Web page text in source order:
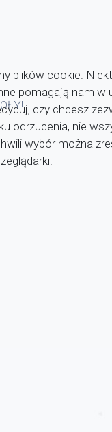
plików cookie.
pomagają nam w
czy chcesz
odrzucenia, nie
wybór można